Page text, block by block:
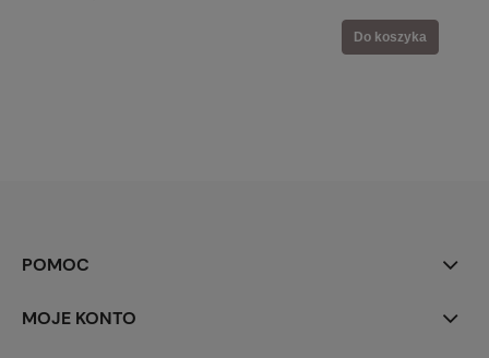
Do koszyka
POMOC
MOJE KONTO